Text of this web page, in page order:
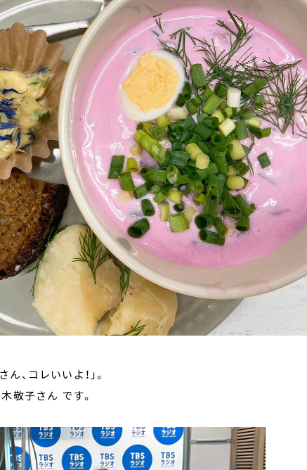
、コレいいよ！」。
敬子さん です。